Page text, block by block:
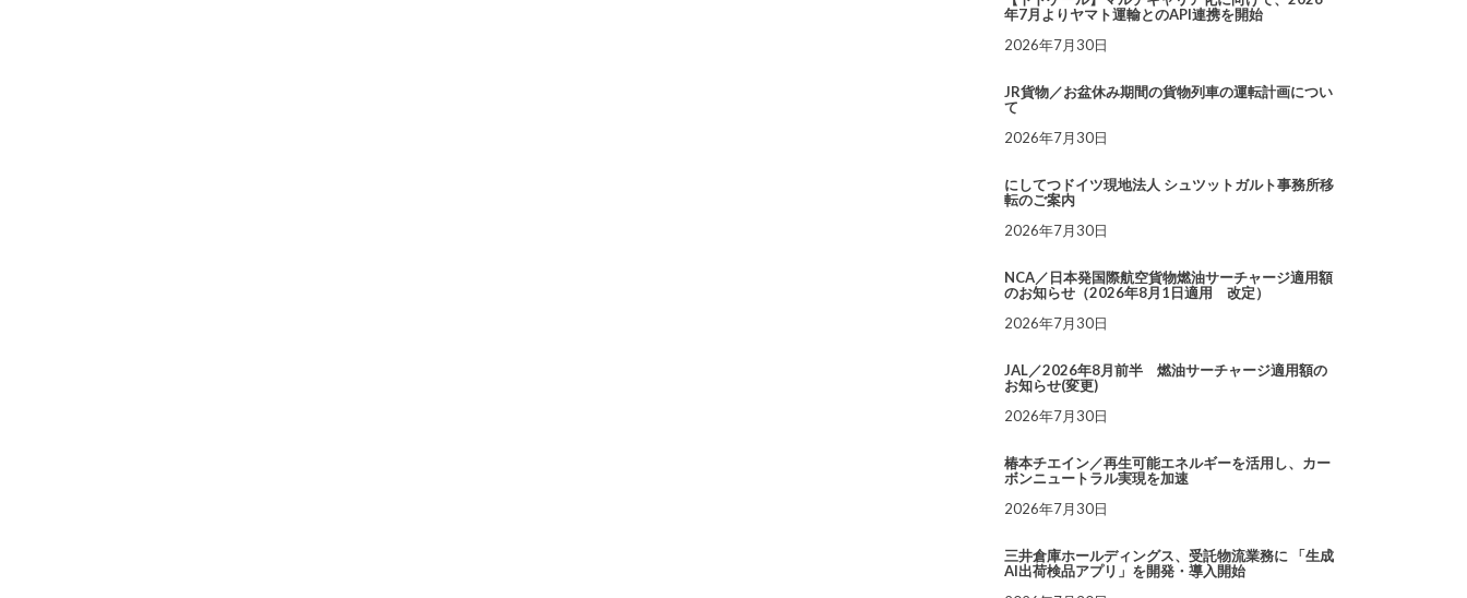
年7月よりヤマト運輸とのAPI連携を開始
2026年7月30日
JR貨物／お盆休み期間の貨物列車の運転計画につい
て
2026年7月30日
にしてつドイツ現地法人 シュツットガルト事務所移
転のご案内
2026年7月30日
NCA／日本発国際航空貨物燃油サーチャージ適用額
のお知らせ（2026年8月1日適用 改定）
2026年7月30日
JAL／2026年8月前半 燃油サーチャージ適用額の
お知らせ(変更)
2026年7月30日
椿本チエイン／再生可能エネルギーを活用し、カー
ボンニュートラル実現を加速
2026年7月30日
三井倉庫ホールディングス、受託物流業務に 「生成
AI出荷検品アプリ」を開発・導入開始